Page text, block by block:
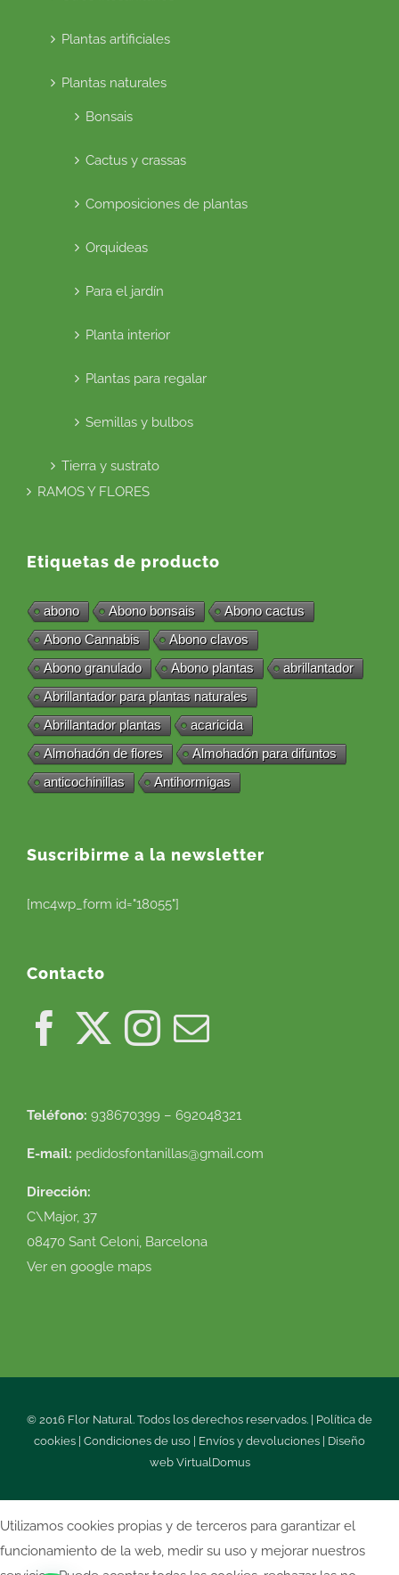
Plantas artificiales
Plantas naturales
Bonsais
Cactus y crassas
Composiciones de plantas
Orquideas
Para el jardín
Planta interior
Plantas para regalar
Semillas y bulbos
Tierra y sustrato
RAMOS Y FLORES
Etiquetas de producto
abono Abono bonsais
Abono cactus
Abono Cannabis
Abono clavos
Abono granulado
Abono plantas
abrillantador
Abrillantador para plantas naturales
Abrillantador plantas
acaricida
Almohadón de flores
Almohadón para difuntos
anticochinillas
Antihormigas
Suscribirme a la newsletter
[mc4wp_form id="18055"]
Contacto
Teléfono: 938670399 – 692048321
E-mail: pedidosfontanillas@gmail.com
Dirección:
C\Major, 37
08470 Sant Celoni, Barcelona
Ver en google maps
© 2016 Flor Natural. Todos los derechos reservados. | Política de
cookies Condiciones de uso Envíos y devoluciones
Diseño
web VirtualDomus
Utilizamos cookies propias y de terceros para garantizar el
funcionamiento de la web, medir su uso y mejorar nuestros